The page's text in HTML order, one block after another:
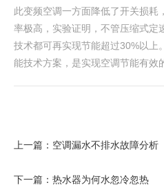
此变频空调一方面降低了开关损耗
率极高，实验证明，不管压缩式定
技术都可再实现节能超过30%以上
能技术方案，是实现空调节能有效
上一篇： 空调漏水不排水故障分析
下一篇： 热水器为何水忽冷忽热